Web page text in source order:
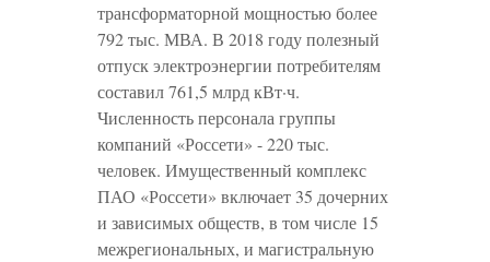
трансформаторной мощностью более
792 тыс. МВА. В 2018 году полезный
отпуск электроэнергии потребителям
составил 761,5 млрд кВт·ч.
Численность персонала группы
компаний «Россети» - 220 тыс.
человек. Имущественный комплекс
ПАО «Россети» включает 35 дочерних
и зависимых обществ, в том числе 15
межрегиональных, и магистральную